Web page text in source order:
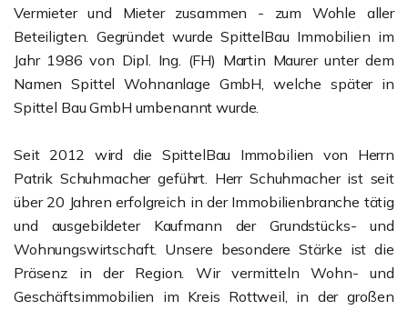
Vermieter und Mieter zusammen - zum Wohle aller
Beteiligten. Gegründet wurde SpittelBau Immobilien im
Jahr 1986 von Dipl. Ing. (FH) Martin Maurer unter dem
Namen Spittel Wohnanlage GmbH, welche später in
Spittel Bau GmbH umbenannt wurde.
Seit 2012 wird die SpittelBau Immobilien von Herrn
Patrik Schuhmacher geführt. Herr Schuhmacher ist seit
über 20 Jahren erfolgreich in der Immobilienbranche tätig
und ausgebildeter Kaufmann der Grundstücks- und
Wohnungswirtschaft. Unsere besondere Stärke ist die
Präsenz in der Region. Wir vermitteln Wohn- und
Geschäftsimmobilien im Kreis Rottweil, in der großen